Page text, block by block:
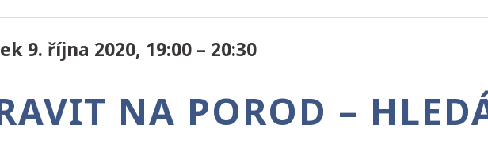
9. října 2020, 19:00 – 20:30
NA POROD –